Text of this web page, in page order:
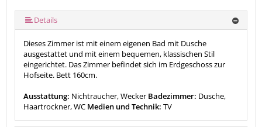
Details
Dieses Zimmer ist mit einem eigenen Bad mit Dusche
ausgestattet und mit einem bequemen, klassischen Stil
eingerichtet. Das Zimmer befindet sich im Erdgeschoss zur
Hofseite. Bett 160cm.
Ausstattung: Nichtraucher, Wecker Badezimmer: Dusche,
Haartrockner, WC Medien und Technik: TV